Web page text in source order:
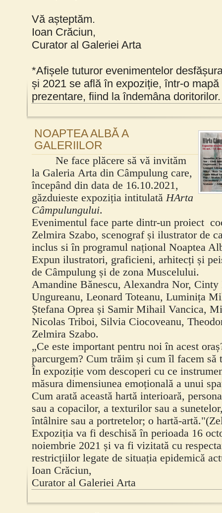
Vă așteptăm.
Ioan Crăciun,
Curator al Galeriei Arta
*Afișele tuturor evenimentelor
și 2021 se află în expoziție, într-o mapă
prezentare, fiind la îndemâna doritorilor.
NOAPTEA ALBĂ A
GALERIILOR
Ne face plăcere să vă invităm
la Galeria Arta din Câmpulung care,
începând din data de 16.10.2021,
găzduieste expoziția intitulatăHArta
Câmpulungului.
Evenimentul face parte dintr-un proiect
Zelmira Szabo, scenograf și ilustrator de
inclus si în programul național Noaptea
Expun ilustratori, graficieni, arhitecți și
de Câmpulung și de zona Muscelului.
Amandine Bănescu, Alexandra Nor, Cinty
Ungureanu, Leonard Toteanu, Luminița
Ștefana Oprea și Samir Mihail Vancica,
Nicolas Triboi, Silvia Ciocoveanu,
Zelmira Szabo.
„Ce este important pentru noi în acest
parcurgem? Cum trăim și cum îl facem să
În expoziție vom descoperi cu ce
măsura dimensiunea emoțională a unui
Cum arată această hartă interioară,
sau a copacilor, a texturilor sau a
întâlnire sau a portretelor; o hartă-
Expoziția va fi deschisă în perioada 16
noiembrie 2021 și va fi vizitată cu
restricțiilor legate de situația epidemică
Ioan Crăciun,
Curator al Galeriei Arta